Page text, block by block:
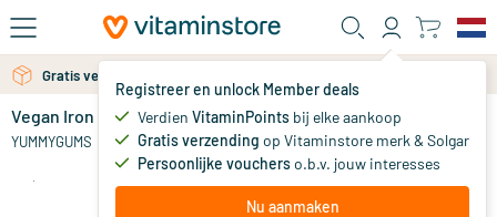
Ga naar de hoofdinhoud
Registreer en unlock Member deals
Verdien VitaminPoints bij elke aankoop
Gratis verzending op Vitaminstore merk & Solgar
Persoonlijke voucherso.b.v. jouw interesses
Nu aanmaken
Gratis verzending vanaf 25 euro
Vegan Iron Complex
YUMMYGUMS
niet op voorraad
24.